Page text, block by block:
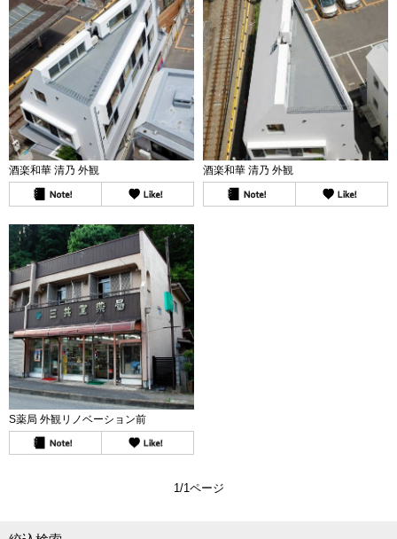
酒楽和華 清乃 外観 酒楽和華 清乃 外観
S薬局 外観リノベーション前
1/1ページ